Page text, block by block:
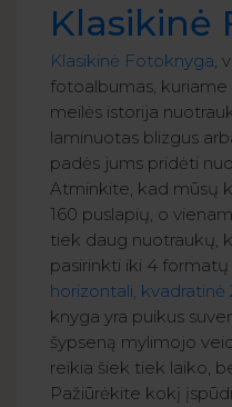
Klasikinė
Klasikinė Fotoknyga,
fotoalbumas,
meilės istorija
laminuotas blizgus
padės jums pridėti
Atminkite, kad mūsų
160 puslapių, o
tiek daug nuotraukų,
pasirinkti iki 4 formatų
horizontali, kvadratinė
knyga yra puikus
šypseną mylimojo
reikia šiek tiek laiko,
Pažiūrėkite kokį